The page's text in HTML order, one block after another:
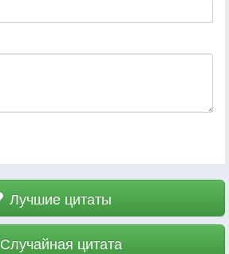
Лучшие цитаты
Случайная цитата